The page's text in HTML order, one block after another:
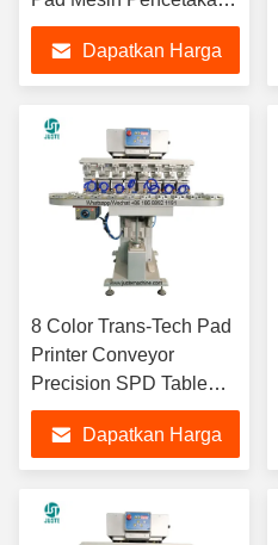
Untuk Insole Shades
Komputer Keyboard
Playmat Mouse Lighter
Logo
Dapatkan Harga
8 Color Trans-Tech Pad
Printer Conveyor
Precision SPD Table
Pad Printing Machine
Untuk Lipstick Hockey
Puck LED Bulb
Dapatkan Harga